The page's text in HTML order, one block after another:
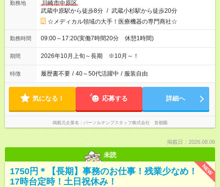
勤務地
川崎市中原区
武蔵中原駅から徒歩8分 / 武蔵小杉駅から徒歩20分
☆メディカル領域の大手！医療機器の専門商社☆
勤務時間 09:00～17:20(実働7時間20分 休憩1時間)
期間 2026年10月上旬～長期 ※10月～！
特徴 履歴書不要 / 40～50代活躍中 / 服装自由
気になる！ 応募する 詳細へ
掲載元企業名 パーソルテンプスタッフ株式会社 首都圏
掲載日：2026.08.06
未読
NEW
1750円＊【長期】事務のお仕事！残業少なめ！
17時台定時！土日祝休み！